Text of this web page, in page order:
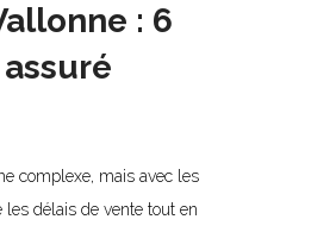
: 6
complexe, mais avec les
délais de vente tout en